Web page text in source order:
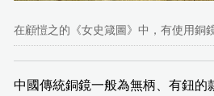
在顧愷之的《女史箴圖》中，有使用銅
中國傳統銅鏡一般為無柄、有鈕的